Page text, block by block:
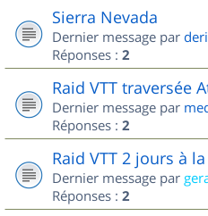
Sierra Nevada
Dernier message par
Réponses : 2
Raid VTT traversée
Dernier message par
Réponses : 2
Raid VTT 2 jours à
Dernier message par
Réponses : 2